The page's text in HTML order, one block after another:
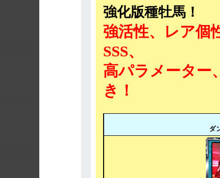
強化版種牡馬！
強活性、レア個
SSS、
高パラメーター
き！
ダ